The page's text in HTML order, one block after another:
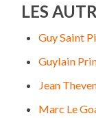
LES
Guy Saint
Guylain
Jean
Marc Le